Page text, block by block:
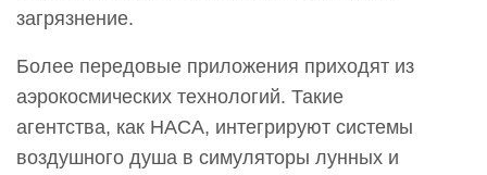
загрязнение.
Более передовые приложения приходят из
аэрокосмических технологий. Такие
агентства, как НАСА, интегрируют системы
воздушного душа в симуляторы лунных и